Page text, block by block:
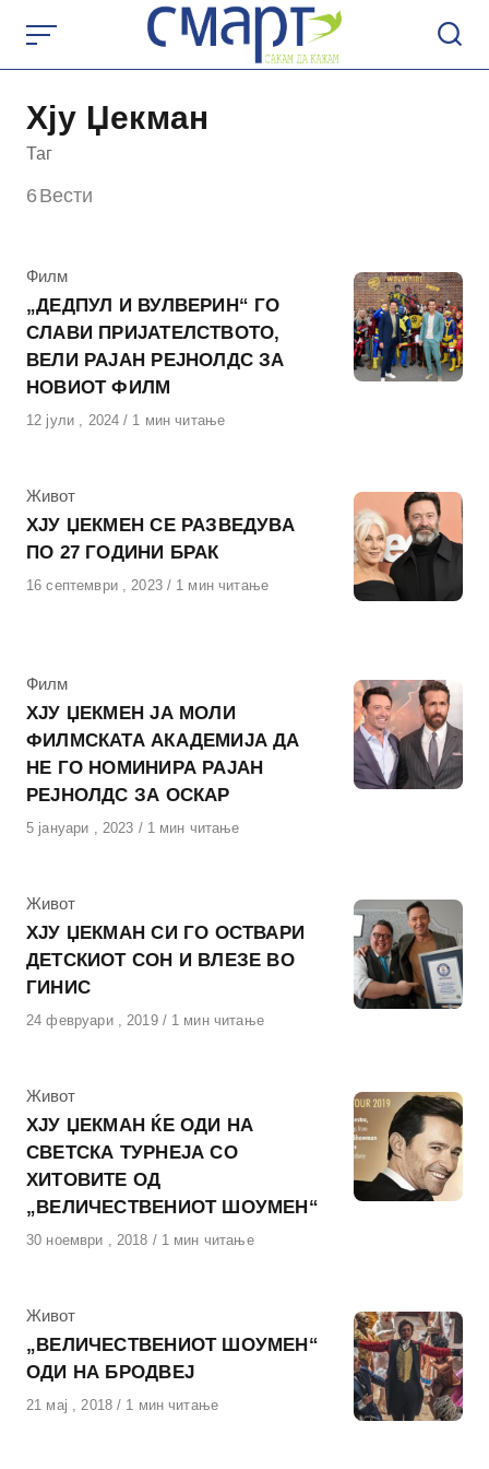
content
Хју Џекман
Таг
6Вести
КАтегорија
Филм
„ДЕДПУЛ И ВУЛВЕРИН“ ГО
СЛАВИ ПРИЈАТЕЛСТВОТО,
ВЕЛИ РАЈАН РЕЈНОЛДС ЗА
НОВИОТ ФИЛМ
Објавено
12 јули , 2024 1 мин читање
КАтегорија
Живот
ХЈУ ЏЕКМЕН СЕ РАЗВЕДУВА
ПО 27 ГОДИНИ БРАК
Објавено
16 септември , 2023 1 мин читање
КАтегорија
Филм
ХЈУ ЏЕКМЕН ЈА МОЛИ
ФИЛМСКАТА АКАДЕМИЈА ДА
НЕ ГО НОМИНИРА РАЈАН
РЕЈНОЛДС ЗА ОСКАР
Објавено
5 јануари , 2023 1 мин читање
КАтегорија
Живот
ХЈУ ЏЕКМАН СИ ГО ОСТВАРИ
ДЕТСКИОТ СОН И ВЛЕЗЕ ВО
ГИНИС
Објавено
24 февруари , 2019 1 мин читање
КАтегорија
Живот
ХЈУ ЏЕКМАН ЌЕ ОДИ НА
СВЕТСКА ТУРНЕЈА СО
ХИТОВИТЕ ОД
„ВЕЛИЧЕСТВЕНИОТ ШОУМЕН“
Објавено
30 ноември , 2018 1 мин читање
КАтегорија
Живот
„ВЕЛИЧЕСТВЕНИОТ ШОУМЕН“
ОДИ НА БРОДВЕЈ
Објавено
21 мај , 2018 1 мин читање